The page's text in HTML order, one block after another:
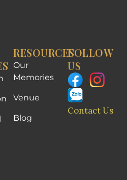
RESOURCES
Our
Memories
Venue
Blog
FOLLOW
US
Contact Us